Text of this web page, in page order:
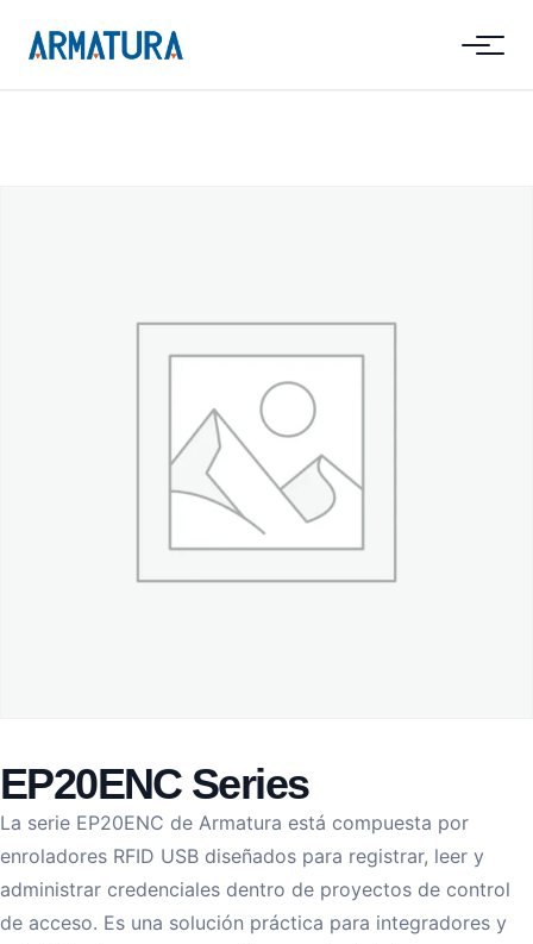
EP20ENC Series
La serie EP20ENC de Armatura está compuesta por
enroladores RFID USB diseñados para registrar, leer y
administrar credenciales dentro de proyectos de control
de acceso. Es una solución práctica para integradores y